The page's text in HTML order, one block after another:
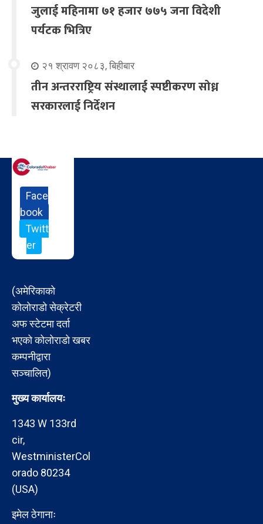
जुलाई महिनामा ७१ हजार ७७५ जना विदेशी
पर्यटक भित्रिए
२१ श्रावण २०८३, बिहीबार
तीन अन्तरराष्ट्रिय संस्थालाई स्पष्टीकरण सोध्न
सरकारलाई निर्देशन
Face
book
Twitt
er
(अमेरिकाको
कोलोराडो सेक्रेटरी
अफ स्टेटमा दर्ता
भएको कोलोराडो खबर
कम्पनीद्वारा
सञ्चालित)
मुख्य कार्यालयः
1343 W 133rd
cir,
WestministerCol
orado 80234
(USA)
इमेल ठेगानाः